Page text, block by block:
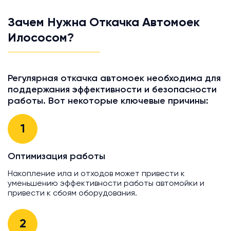
Зачем Нужна Откачка Автомоек
Илососом?
Регулярная откачка автомоек необходима для
поддержания эффективности и безопасности
работы. Вот некоторые ключевые причины:
1
Оптимизация работы
Накопление ила и отходов может привести к
уменьшению эффективности работы автомойки и
привести к сбоям оборудования.
2